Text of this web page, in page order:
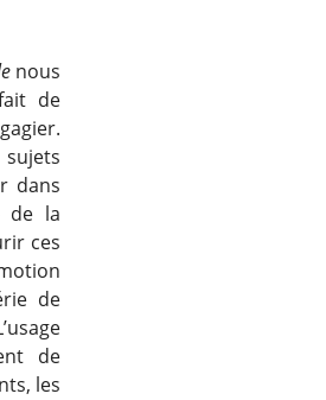
nous
de
dans
de la
ces
de
de
les